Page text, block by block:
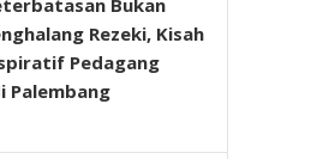
Rezeki, Kisah
Pedagang
Palembang